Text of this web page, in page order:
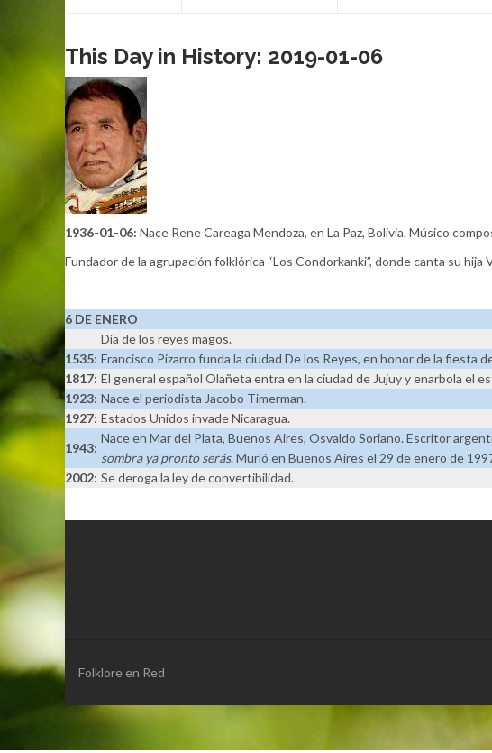
This Day in History: 2019-01-06
1936-01-06: Nace Rene Careaga Mendoza, en La Paz, Bolivia. Músico
Fundador de la agrupación folklórica “Los Condorkanki”, donde canta su
6 DE ENERO
Día de los reyes magos.
1535: Francisco Pizarro funda la ciudad De los Reyes, en honor de la fiesta
1817: El general español Olañeta entra en la ciudad de Jujuy y enarbola el
1923: Nace el periodista Jacobo Timerman.
1927: Estados Unidos invade Nicaragua.
1943:
Nace en Mar del Plata, Buenos Aires, Osvaldo Soriano. Escritor
sombra ya pronto serás. Murió en Buenos Aires el 29 de enero de
2002: Se deroga la ley de convertibilidad.
Folklore en Red